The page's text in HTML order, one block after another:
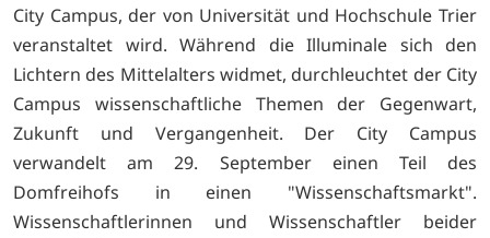
City Campus, der von Universität und Hochschule Trier
veranstaltet wird. Während die Illuminale sich den
Lichtern des Mittelalters widmet, durchleuchtet der City
Campus wissenschaftliche Themen der Gegenwart,
Zukunft und Vergangenheit. Der City Campus
verwandelt am 29. September einen Teil des
Domfreihofs in einen "Wissenschaftsmarkt".
Wissenschaftlerinnen und Wissenschaftler beider